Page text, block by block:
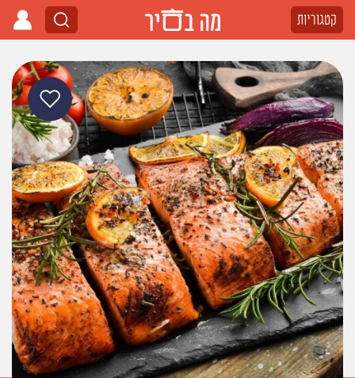
קטגוריות